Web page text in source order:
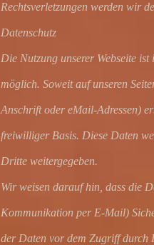
Rechtsverletzungen werden wir
Datenschutz
Die Nutzung unserer Webseite
möglich. Soweit auf unseren
Anschrift oder eMail-Adressen)
freiwilliger Basis. Diese Daten
Dritte weitergegeben.
Wir weisen darauf hin, dass die
Kommunikation per E-Mail)
der Daten vor dem Zugriff durch